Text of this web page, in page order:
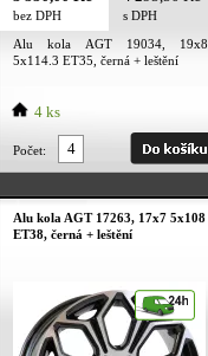
bez DPH
s DPH
Alu kola AGT 19034, 19x8
5x114.3 ET35, černá + leštění
4 ks
Počet:
Alu kola AGT 17263, 17x7 5x108
ET38, černá + leštění